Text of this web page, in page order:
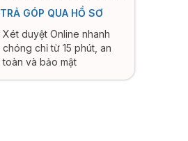
TRẢ GÓP QUA HỒ SƠ
Xét duyệt Online nhanh
chóng chỉ từ 15 phút, an
toàn và bảo mật